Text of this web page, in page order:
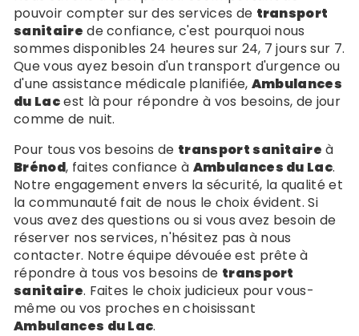
pouvoir compter sur des services de transport
sanitaire de confiance, c'est pourquoi nous
sommes disponibles 24 heures sur 24, 7 jours sur 7.
Que vous ayez besoin d'un transport d'urgence ou
d'une assistance médicale planifiée, Ambulances
du Lacest là pour répondre à vos besoins, de jour
comme de nuit.
Pour tous vos besoins de transport sanitaire à
Brénod, faites confiance à Ambulances du Lac.
Notre engagement envers la sécurité, la qualité et
la communauté fait de nous le choix évident. Si
vous avez des questions ou si vous avez besoin de
réserver nos services, n'hésitez pas à nous
contacter. Notre équipe dévouée est prête à
répondre à tous vos besoins de transport
sanitaire. Faites le choix judicieux pour vous-
même ou vos proches en choisissant
Ambulances du Lac.